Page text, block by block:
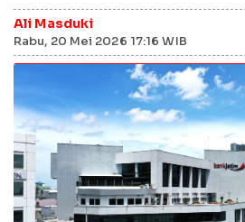
Ali Masduki
Rabu, 20 Mei 2026 17:16 WIB